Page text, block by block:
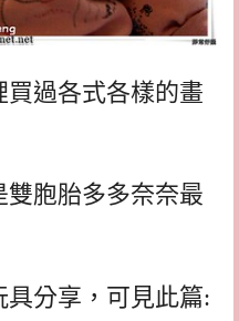
過各式各樣的畫
胞胎多多奈奈最
具分享，可見此篇: